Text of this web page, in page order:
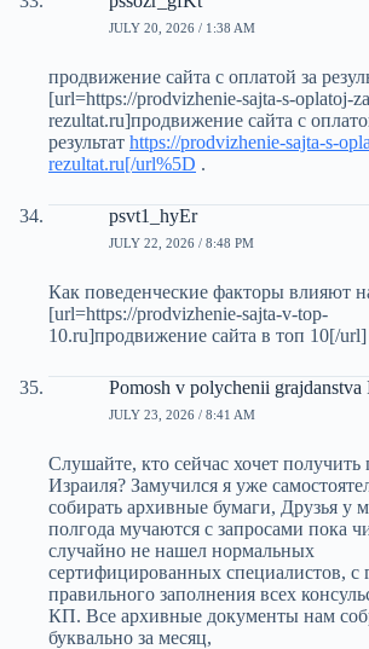
JULY 20, 2026 / 1:38 AM
продвижение сайта с оплатой за
[url=https://prodvizhenie-sajta-s-oplatoj-
rezultat.ru]продвижение сайта с
результат https://prodvizhenie-sajta-s-
rezultat.ru[/url%5D .
psvt1_hyEr
JULY 22, 2026 / 8:48 PM
Как поведенческие факторы влияют
[url=https://prodvizhenie-sajta-v-top-
10.ru]продвижение сайта в топ 10[/
Pomosh v polychenii
JULY 23, 2026 / 8:41 AM
Слушайте, кто сейчас хочет получить
Израиля? Замучился я уже
собирать архивные бумаги, Друзья у
полгода мучаются с запросами пока
случайно не нашел нормальных
сертифицированных специалистов, с
правильного заполнения всех
КП. Все архивные документы нам
буквально за месяц,